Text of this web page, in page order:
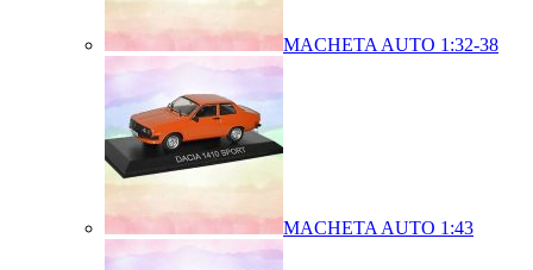
MACHETA AUTO 1:32-38
MACHETA AUTO 1:43